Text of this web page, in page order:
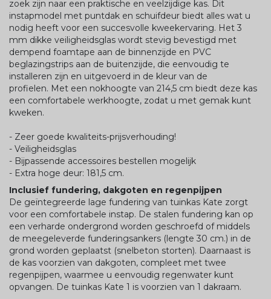
zoek zijn naar een praktische en veelzijdige kas. Dit
instapmodel met puntdak en schuifdeur biedt alles wat u
nodig heeft voor een succesvolle kweekervaring. Het 3
mm dikke veiligheidsglas wordt stevig bevestigd met
dempend foamtape aan de binnenzijde en PVC
beglazingstrips aan de buitenzijde, die eenvoudig te
installeren zijn en uitgevoerd in de kleur van de
profielen. Met een nokhoogte van 214,5 cm biedt deze kas
een comfortabele werkhoogte, zodat u met gemak kunt
kweken.
- Zeer goede kwaliteits-prijsverhouding!
- Veiligheidsglas
- Bijpassende accessoires bestellen mogelijk
- Extra hoge deur: 181,5 cm.
Inclusief fundering, dakgoten en regenpijpen
De geïntegreerde lage fundering van tuinkas Kate zorgt
voor een comfortabele instap. De stalen fundering kan op
een verharde ondergrond worden geschroefd of middels
de meegeleverde funderingsankers (lengte 30 cm.) in de
grond worden geplaatst (snelbeton storten). Daarnaast is
de kas voorzien van dakgoten, compleet met twee
regenpijpen, waarmee u eenvoudig regenwater kunt
opvangen. De tuinkas Kate 1 is voorzien van 1 dakraam.